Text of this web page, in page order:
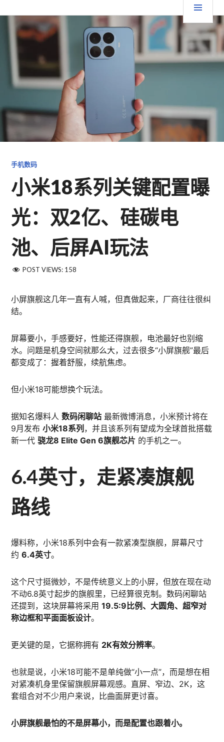
至 TGFC LIFESTYLE
菜
单
手机数码
小米18系列关键配置曝
光：双2亿、硅碳电
池、后屏AI玩法
POST VIEWS: 158
小屏旗舰这几年一直有人喊，但真做起来，厂商往往很纠
结。
屏幕要小，手感要好，性能还得旗舰，电池最好也别缩
水。问题是机身空间就那么大，过去很多“小屏旗舰”最后
都变成了：握着舒服，续航焦虑。
但小米18可能想换个玩法。
据知名爆料人数码闲聊站 最新微博消息，小米预计将在
9月发布小米18系列 ，并且该系列有望成为全球首批搭载
新一代骁龙8 Elite Gen 6旗舰芯片 的手机之一。
6.4英寸，走紧凑旗舰
路线
爆料称，小米18系列中会有一款紧凑型旗舰，屏幕尺寸
约6.4英寸。
这个尺寸挺微妙，不是传统意义上的小屏，但放在现在动
不动6.8英寸起步的旗舰里，已经算很克制。数码闲聊站
还提到，这块屏幕将采用19.5:9比例、大圆角、超窄对
称边框和平面面板设计。
更关键的是，它据称拥有 2K有效分辨率。
也就是说，小米18可能不是单纯做“小一点”，而是想在相
对紧凑机身里保留旗舰屏幕观感。直屏、窄边、2K，这
套组合对不少用户来说，比曲面屏更讨喜。
小屏旗舰最怕的不是屏幕小，而是配置也跟着小。